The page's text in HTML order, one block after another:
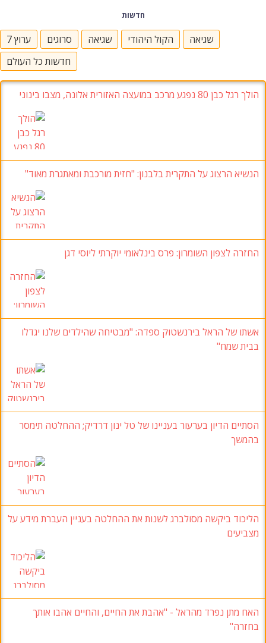
חדשות
ערוץ 7 סרוגים שגיאה הקול היהודי
שגיאה
חדשות כל העולם
הולך רגל כבן 80 נפגע מרכב במועצה האזורית אלונה, מצבו בינוני
הנשיא הרצוג על התקרית בלבנון: "חזית מורכבת ומאתגרת מאוד"
החזרה לצפון השומרון: פרס בינלאומי יוקרתי ליוסי דגן
אשתו של הראל בירנשטוק ספדה: "מבטיחה שהילדים שלנו יגדלו
בבית שמח"
הסתיים הדיון בערעור בעניינו של טל ינון דרדיק; ההחלטה תימסר
בהמשך
הליכוד ביקשה מסולברג לשנות את ההחלטה בעניין העברת מידע על
מצביעים
האח מתן נפרד מהראל - "אהבת את החיים, והחיים אהבו אותך
בחזרה"